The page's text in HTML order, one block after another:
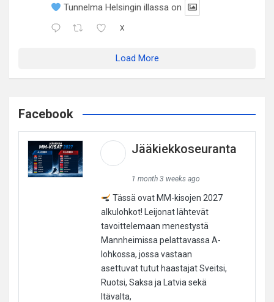
Tunnelma Helsingin illassa on
X
Load More
Facebook
Jääkiekkoseuranta
1 month 3 weeks ago
Tässä ovat MM-kisojen 2027
alkulohkot! Leijonat lähtevät
tavoittelemaan menestystä
Mannheimissa pelattavassa A-
lohkossa, jossa vastaan
asettuvat tutut haastajat Sveitsi,
Ruotsi, Saksa ja Latvia sekä
Itävalta,